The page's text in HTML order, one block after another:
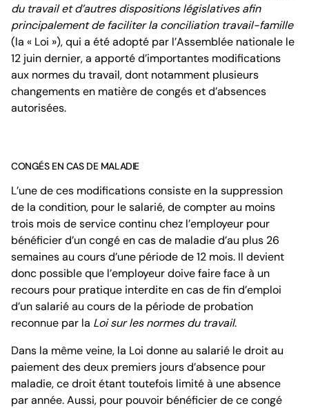
du travail et d’autres dispositions législatives afin
principalement de faciliter la conciliation travail-famille
(la « Loi »), qui a été adopté par l’Assemblée nationale le
12 juin dernier, a apporté d’importantes modifications
aux normes du travail, dont notamment plusieurs
changements en matière de congés et d’absences
autorisées.
CONGÉS EN CAS DE MALADIE
L’une de ces modifications consiste en la suppression
de la condition, pour le salarié, de compter au moins
trois mois de service continu chez l’employeur pour
bénéficier d’un congé en cas de maladie d’au plus 26
semaines au cours d’une période de 12 mois. Il devient
donc possible que l’employeur doive faire face à un
recours pour pratique interdite en cas de fin d’emploi
d’un salarié au cours de la période de probation
reconnue par la Loi sur les normes du travail.
Dans la même veine, la Loi donne au salarié le droit au
paiement des deux premiers jours d’absence pour
maladie, ce droit étant toutefois limité à une absence
par année. Aussi, pour pouvoir bénéficier de ce congé